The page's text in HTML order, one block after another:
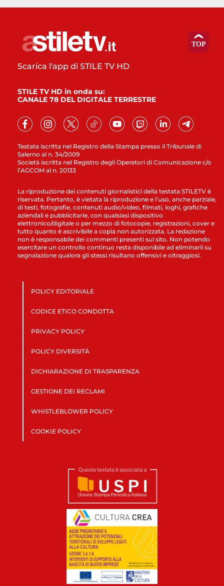
Testata iscritta nel Registro della Stampa presso il Tribunale di
Salerno al n. 34/2009
Società iscritta nel Registro degli Operatori di Comunicazione c/o
l’AGCOM al n. 20133
Scarica l'app di STILE TV HD
STILE TV HD in onda su:
CANALE 78 DEL DIGITALE TERRESTRE
La riproduzione dei contenuti giornalistici della testata STILETV è
riservata. Pertanto, è vietata la riproduzione e l’uso, anche parziale,
di testi, fotografie, contenuti audio/video, filmati, loghi, grafiche
aziendali e pubblicitarie, con qualsiasi dispositivo
elettronico/digitale o per mezzo di fotocopie, registrazioni, cover e
tutto quanto è ascrivibile a copia non autorizzata. La redazione
non è responsabile dei commenti presenti sul sito. Non potendo
esercitare un controllo continuo resta disponibile ad eliminarli su
segnalazione qualora gli stessi risultano offensivi e oltraggiosi.
POLICY EDITORIALE
CODICE ETICO CONDOTTA
PRIVACY POLICY
POLICY DIVERSITÀ
DICHIARAZIONE DI TRASPARENZA
GESTIONE DEI RECLAMI
WHISTLEBLOWER POLICY
COOKIE POLICY